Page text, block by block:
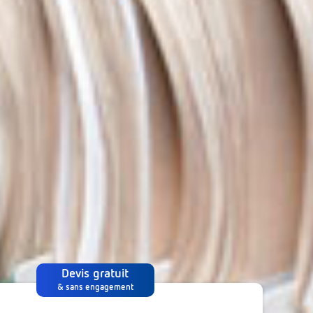
Devis gratuit
& sans engagement